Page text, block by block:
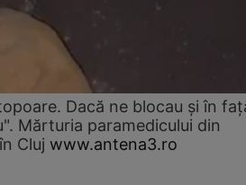
Dacă ne blocau şi în
Mărturia paramedicului din
Cluj www.antena3.ro